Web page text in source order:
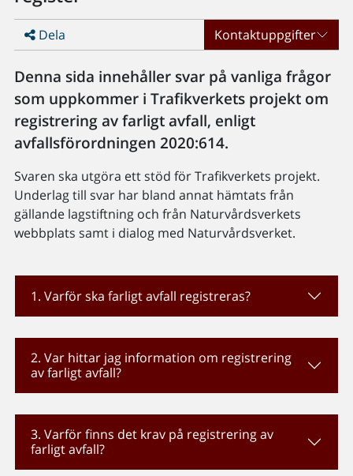
Dela Kontaktuppgifter
Denna sida innehåller svar på vanliga frågor
som uppkommer i Trafikverkets projekt om
registrering av farligt avfall, enligt
avfallsförordningen 2020:614.
Svaren ska utgöra ett stöd för Trafikverkets projekt.
Underlag till svar har bland annat hämtats från
gällande lagstiftning och från Naturvårdsverkets
webbplats samt i dialog med Naturvårdsverket.
1. Varför ska farligt avfall registreras?
2. Var hittar jag information om registrering
av farligt avfall?
3. Varför finns det krav på registrering av
farligt avfall?